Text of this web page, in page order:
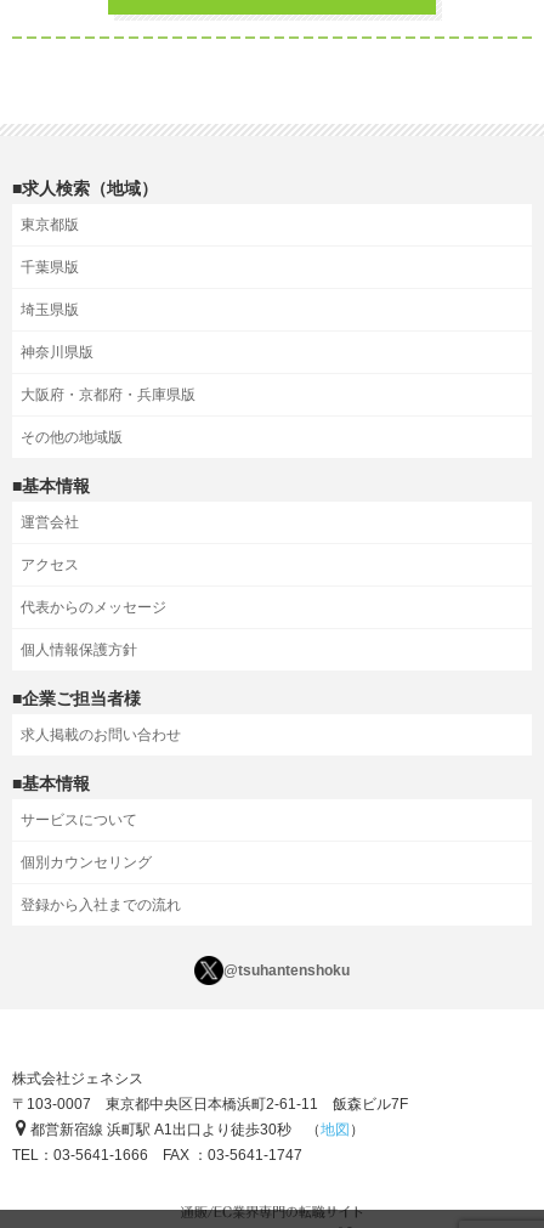
■求人検索（地域）
東京都版
千葉県版
埼玉県版
神奈川県版
大阪府・京都府・兵庫県版
その他の地域版
■基本情報
運営会社
アクセス
代表からのメッセージ
個人情報保護方針
■企業ご担当者様
求人掲載のお問い合わせ
■基本情報
サービスについて
個別カウンセリング
登録から入社までの流れ
@tsuhantenshoku
株式会社ジェネシス
〒103-0007 東京都中央区日本橋浜町2-61-11 飯森ビル7F
都営新宿線 浜町駅 A1出口より徒歩30秒 （地図 ）
TEL：03-5641-1666 FAX ：03-5641-1747